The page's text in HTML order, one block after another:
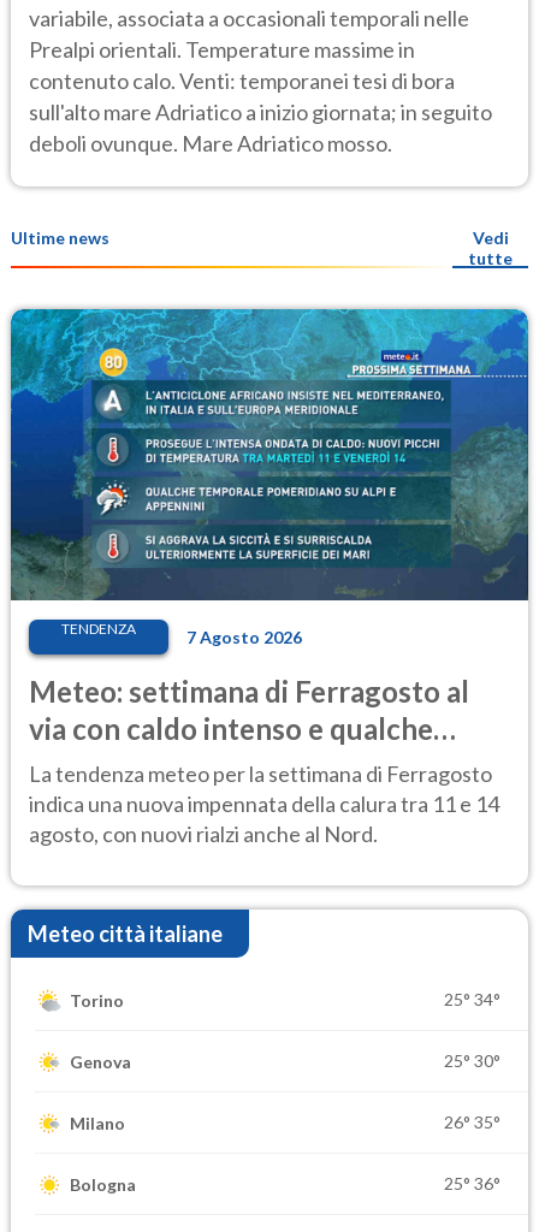
variabile, associata a occasionali temporali nelle
Prealpi orientali. Temperature massime in
contenuto calo. Venti: temporanei tesi di bora
sull'alto mare Adriatico a inizio giornata; in seguito
deboli ovunque. Mare Adriatico mosso.
Ultime news
Vedi
tutte
TENDENZA 7 Agosto 2026
Meteo: settimana di Ferragosto al
via con caldo intenso e qualche
temporale
La tendenza meteo per la settimana di Ferragosto
indica una nuova impennata della calura tra 11 e 14
agosto, con nuovi rialzi anche al Nord.
Meteo città italiane
Torino 25° 34°
Genova 25° 30°
Milano 26° 35°
Bologna 25° 36°